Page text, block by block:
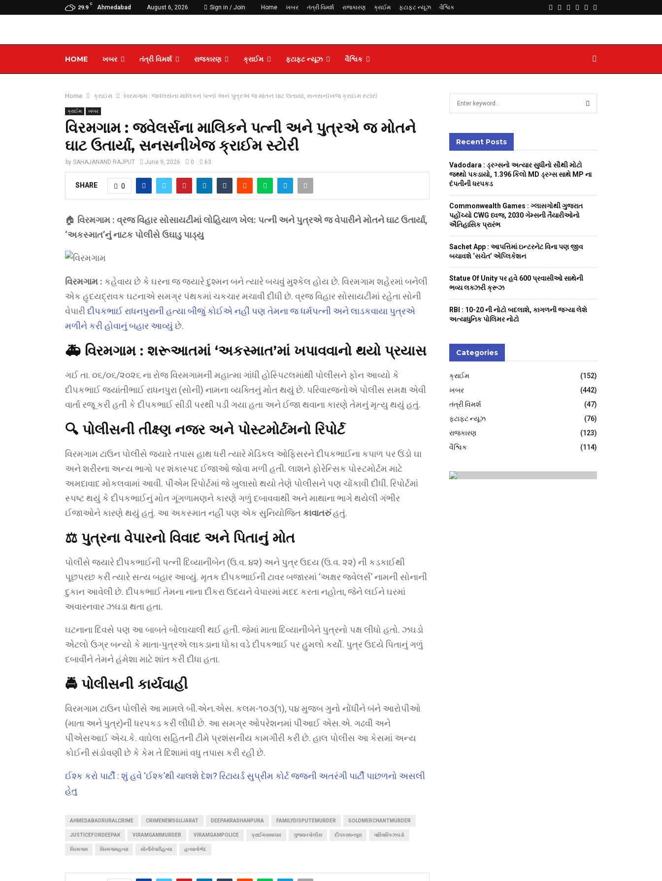
29.9
C
Ahmedabad August 6, 2026 Sign in / Join Home ખબર તંત્રી વિમર્શ રાજકારણ ક્રાઈમ ફટાફટ ન્યૂઝ વૈશ્વિક Facebook
TwitterInstagram
YoutubeTelegram
HOME ખબર તંત્રી વિમર્શ રાજકારણ ક્રાઈમ ફટાફટ ન્યૂઝ વૈશ્વિક
Home ક્રાઈમ વિરમગામ : જ્વેલર્સના માલિકને પત્ની અને પુત્રએ જ મોતને ઘાટ ઉતાર્યા, સનસનીખેજ ક્રાઈમ સ્ટોરી
ક્રાઈમ ખબર
વિરમગામ : જ્વેલર્સના માલિકને પત્ની અને પુત્રએ જ મોતને
ઘાટ ઉતાર્યા, સનસનીખેજ ક્રાઈમ સ્ટોરી
by SAHAJANAND RAJPUT June 9, 2026 0 63
SHARE 0
🏠 વિરમગામ : વ્રજ વિહાર સોસાયટીમાં લોહિયાળ ખેલ: પત્ની અને પુત્રએ જ વેપારીને મોતને ઘાટ ઉતાર્યા,
‘અકસ્માત’નું નાટક પોલીસે ઉઘાડુ પાડ્યુ
વિરમગામ : કહેવાય છે કે ઘરના જ જ્યારે દુશ્મન બને ત્યારે બચવું મુશ્કેલ હોય છે. વિરમગામ શહેરમાં બનેલી
એક હૃદયદ્રાવક ઘટનાએ સમગ્ર પંથકમાં ચકચાર મચાવી દીધી છે. વ્રજ વિહાર સોસાયટીમાં રહેતા સોની
વેપારીદીપકભાઈ રાધનપુરાની હત્યા બીજું કોઈએ નહીં પણ તેમના જ ધર્મપત્ની અને લાડકવાયા પુત્રએ
મળીને કરી હોવાનું બહાર આવ્યું છે.
🚑 વિરમગામ : શરૂઆતમાં ‘અકસ્માત’માં ખપાવવાનો થયો પ્રયાસ
ગઈ તા. ૦૬/૦૬/૨૦૨૬ ના રોજ વિરમગામની મહાત્મા ગાંધી હોસ્પિટલમાંથી પોલીસને ફોન આવ્યો કે
દીપકભાઈ જયાંતીભાઈ રાધનપુરા (સોની) નામના વ્યક્તિનું મોત થયું છે. પરિવારજનોએ પોલીસ સમક્ષ એવી
વાર્તા રજૂ કરી હતી કે દીપકભાઈ સીડી પરથી પડી ગયા હતા અને ઈજા થવાના કારણે તેમનું મૃત્યુ થયું હતું.
🔍 પોલીસની તીક્ષ્ણ નજર અને પોસ્ટમોર્ટમનો રિપોર્ટ
વિરમગામ ટાઉન પોલીસે જ્યારે તપાસ હાથ ધરી ત્યારે મેડિકલ ઓફિસરને દીપકભાઈના કપાળ પર ઉંડો ઘા
અને શરીરના અન્ય ભાગો પર શંકાસ્પદ ઈજાઓ જોવા મળી હતી. લાશને ફોરેન્સિક પોસ્ટમોર્ટમ માટે
અમદાવાદ મોકલવામાં આવી. પીએમ રિપોર્ટમાં જે ખુલાસો થયો તેણે પોલીસને પણ ચોંકાવી દીધી. રિપોર્ટમાં
સ્પષ્ટ થયું કે દીપકભાઈનું મોત ગૂંગળામણને કારણે ગળું દબાવવાથી અને માથાના ભાગે થયેલી ગંભીર
ઈજાઓને કારણે થયું હતું. આ અકસ્માત નહીં પણ એક સુનિયોજિત કાવાતરુંહતું.
⚖️ પુત્રના વેપારનો વિવાદ અને પિતાનું મોત
પોલીસે જ્યારે દીપકભાઈની પત્ની દિવ્યાનીબેન (ઉ.વ. ૪૨) અને પુત્ર ઉદય (ઉ.વ. ૨૨) ની કડકાઈથી
પૂછપરછ કરી ત્યારે સત્ય બહાર આવ્યું. મૃતક દીપકભાઈની ટાવર બજારમાં ‘અક્ષર જ્વેલર્સ’ નામની સોનાની
દુકાન આવેલી છે. દીપકભાઈ તેમના નાના દીકરા ઉદયને વેપારમાં મદદ કરતા નહોતા, જેને લઈને ઘરમાં
અવારનવાર ઝઘડા થતા હતા.
ઘટનાના દિવસે પણ આ બાબતે બોલાચાલી થઈ હતી. જેમાં માતા દિવ્યાનીબેને પુત્રનો પક્ષ લીધો હતો. ઝઘડો
એટલો ઉગ્ર બન્યો કે માતા-પુત્રએ લાકડાના ધોકા વડે દીપકભાઈ પર હુમલો કર્યો. પુત્ર ઉદયે પિતાનું ગળું
દબાવીને તેમને હંમેશા માટે શાંત કરી દીધા હતા.
🚔 પોલીસની કાર્યવાહી
વિરમગામ ટાઉન પોલીસે આ મામલે બી.એન.એસ. કલમ-૧૦૩(૧), ૫૪ મુજબ ગુનો નોંધીને બંને આરોપીઓ
(માતા અને પુત્ર)ની ધરપકડ કરી લીધી છે. આ સમગ્ર ઓપરેશનમાં પીઆઈ એસ.એ. ગઢવી અને
પીએસઆઈ એચ.કે. વાઘેલા સહિતની ટીમે પ્રશંસનીય કામગીરી કરી છે. હાલ પોલીસ આ કેસમાં અન્ય
કોઈની સંડોવણી છે કે કેમ તે દિશામાં વધુ તપાસ કરી રહી છે.
ઈશ્ક કરો પાર્ટી : શું હવે ‘ઈશ્ક’થી ચાલશે દેશ? રિટાયર્ડ સુપ્રીમ કોર્ટ જજની અતરંગી પાર્ટી પાછળનો અસલી
હેતુ
AHMEDABADRURALCRIME CRIMENEWSGUJARAT DEEPAKRADHANPURA FAMILYDISPUTEMURDER GOLDMERCHANTMURDER
JUSTICEFORDEEPAK VIRAMGAMMURDER VIRAMGAMPOLICE ક્રાઈમસમાચાર ગુજરાતપોલીસ દીપકરાધનપુરા પારિવારિકઝઘડો
વિરમગામ વિરમગામહત્યા સોનીવેપારીહત્યા હત્યાનોભેદ
h
f
o
r
Recent Posts
Vadodara : ડ્રગ્સનો અત્યાર સુધીનો સૌથી મોટો
જથ્થો પકડાયો, 1.396 કિલો MD ડ્રગ્સ સાથે MP ના
દંપતીની ધરપકડ
Commonwealth Games : ગ્લાસગોથી ગુજરાત
પહોંચ્યો CWG ધ્વજ, 2030 ગેમ્સની તૈયારીઓનો
ઐતિહાસિક પ્રારંભ
Sachet App : આપત્તિમાં ઇન્ટરનેટ વિના પણ જીવ
બચાવશે ‘સચેત’ એપ્લિકેશન
Statue Of Unity પર હવે 600 પ્રવાસીઓ સાથેની
ભવ્ય લક્ઝરી ક્રૂઝ
RBI : ₹10-20 ની નોટો બદલાશે, કાગળની જગ્યા લેશે
અત્યાધુનિક પોલિમર નોટો
Categories
ક્રાઈમ
(152)
ખબર
(442)
તંત્રી વિમર્શ
(47)
ફટાફટ ન્યૂઝ
(76)
રાજકારણ
(123)
વૈશ્વિક
(114)